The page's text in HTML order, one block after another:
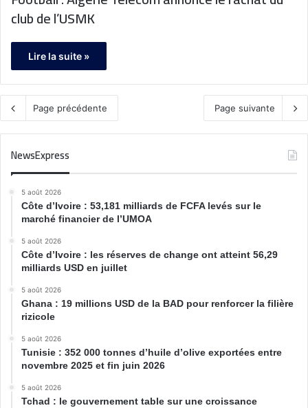
club de l’USMK
Lire la suite »
Page précédente Page suivante
NewsExpress
5 août 2026
Côte d’Ivoire : 53,181 milliards de FCFA levés sur le
marché financier de l’UMOA
5 août 2026
Côte d’Ivoire : les réserves de change ont atteint 56,29
milliards USD en juillet
5 août 2026
Ghana : 19 millions USD de la BAD pour renforcer la filière
rizicole
5 août 2026
Tunisie : 352 000 tonnes d’huile d’olive exportées entre
novembre 2025 et fin juin 2026
5 août 2026
Tchad : le gouvernement table sur une croissance